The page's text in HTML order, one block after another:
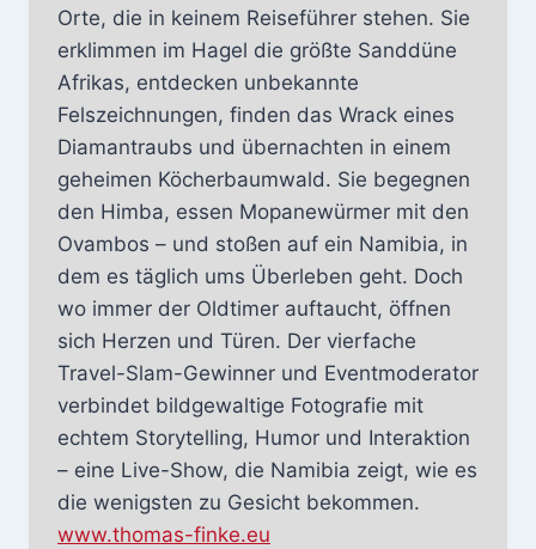
Orte, die in keinem Reiseführer stehen. Sie
erklimmen im Hagel die größte Sanddüne
Afrikas, entdecken unbekannte
Felszeichnungen, finden das Wrack eines
Diamantraubs und übernachten in einem
geheimen Köcherbaumwald. Sie begegnen
den Himba, essen Mopanewürmer mit den
Ovambos – und stoßen auf ein Namibia, in
dem es täglich ums Überleben geht. Doch
wo immer der Oldtimer auftaucht, öffnen
sich Herzen und Türen. Der vierfache
Travel-Slam-Gewinner und Eventmoderator
verbindet bildgewaltige Fotografie mit
echtem Storytelling, Humor und Interaktion
– eine Live-Show, die Namibia zeigt, wie es
die wenigsten zu Gesicht bekommen.
www.thomas-finke.eu